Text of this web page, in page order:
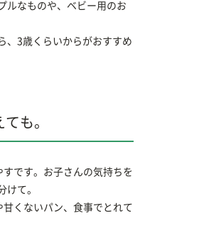
ルなものや、ベビー用のお
、3歳くらいからがおすすめ
も。
です。お子さんの気持ちを
けて。
くないパン、食事でとれて